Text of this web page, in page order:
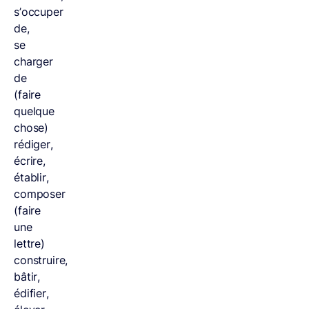
s’occuper
de,
se
charger
de
(faire
quelque
chose)
rédiger,
écrire,
établir,
composer
(faire
une
lettre)
construire,
bâtir,
édifier,